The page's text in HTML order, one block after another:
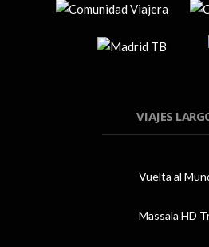
VIAJES
Vuelta al
Massala HD